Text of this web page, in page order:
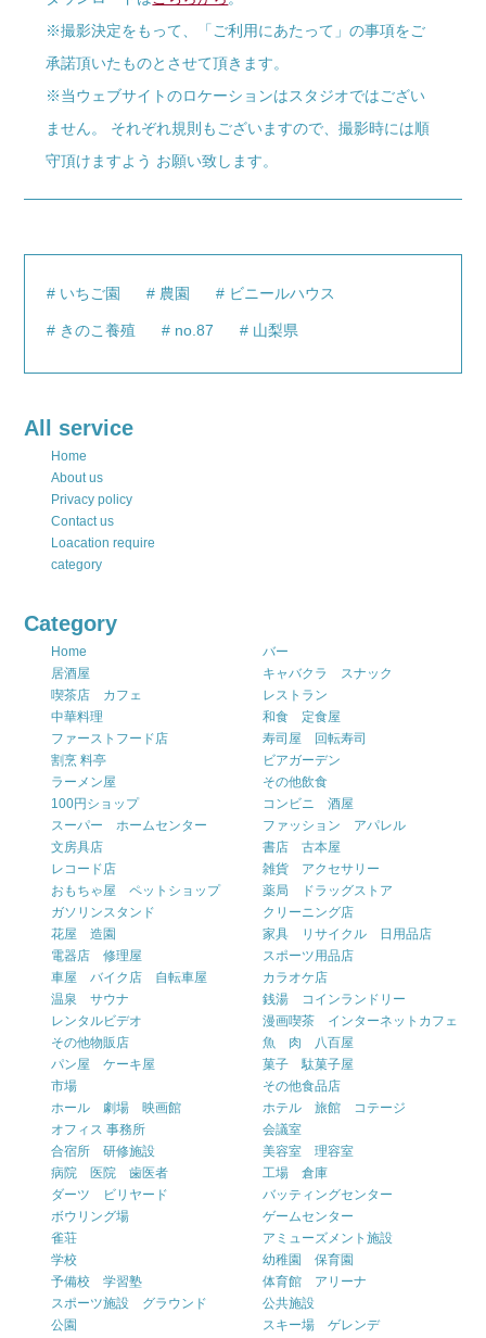
※撮影決定をもって、「ご利用にあたって」の事項をご
承諾頂いたものとさせて頂きます。
※当ウェブサイトのロケーションはスタジオではござい
ません。 それぞれ規則もございますので、撮影時には順
守頂けますよう お願い致します。
いちご園 農園 ビニールハウス
きのこ養殖 no.87 山梨県
All service
Home
About us
Privacy policy
Contact us
Loacation require
category
Category
Home
バー
居酒屋
キャバクラ スナック
喫茶店 カフェ
レストラン
中華料理
和食 定食屋
ファーストフード店
寿司屋 回転寿司
割烹 料亭
ビアガーデン
ラーメン屋
その他飲食
100円ショップ
コンビニ 酒屋
スーパー ホームセンター
ファッション アパレル
文房具店
書店 古本屋
レコード店
雑貨 アクセサリー
おもちゃ屋 ペットショップ
薬局 ドラッグストア
ガソリンスタンド
クリーニング店
花屋 造園
家具 リサイクル 日用品店
電器店 修理屋
スポーツ用品店
車屋 バイク店 自転車屋
カラオケ店
温泉 サウナ
銭湯 コインランドリー
レンタルビデオ
漫画喫茶 インターネットカフェ
その他物販店
魚 肉 八百屋
パン屋 ケーキ屋
菓子 駄菓子屋
市場
その他食品店
ホール 劇場 映画館
ホテル 旅館 コテージ
オフィス 事務所
会議室
合宿所 研修施設
美容室 理容室
病院 医院 歯医者
工場 倉庫
ダーツ ビリヤード
バッティングセンター
ボウリング場
ゲームセンター
雀荘
アミューズメント施設
学校
幼稚園 保育園
予備校 学習塾
体育館 アリーナ
スポーツ施設 グラウンド
公共施設
公園
スキー場 ゲレンデ